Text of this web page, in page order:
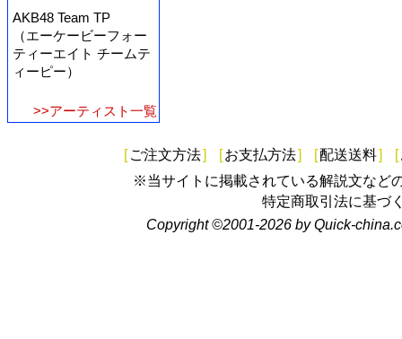
AKB48 Team TP
（エーケービーフォー
ティーエイト チームテ
ィーピー）
>>アーティスト一覧
[ ご注文方法] [お支払方法] [配送送料] [
※当サイトに掲載されている解説文など
特定商取引法に基づ
Copyright ©2001-2026 by Quick-